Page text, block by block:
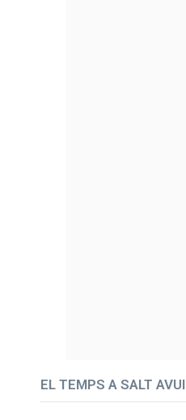
EL TEMPS A SALT AVUI